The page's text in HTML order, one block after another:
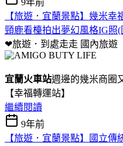
【旅遊．宜蘭景點】幾米
頸鹿看檯拍出夢幻風格IG照
❤旅遊．到處走走 國內旅遊
宜蘭火車站週邊的幾米商圈
【幸福轉運站】
繼續閱讀
9年前
【旅遊．宜蘭景點】國立傳